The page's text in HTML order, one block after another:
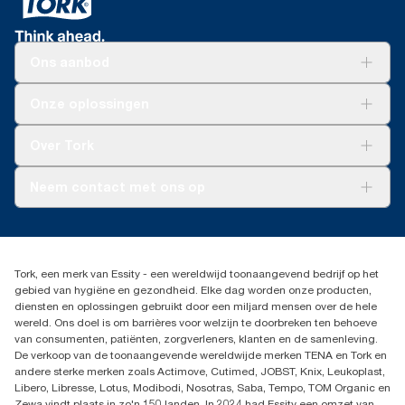
Geldig voor dispensers verkocht of in bruikleen in Europa
(behalve Frankrijk) vanaf mei 2023. Product gecertificeerd door
ClimatePartner: www.climate-id.com/nl/9VIUDN.
SmartOne® per gebruiksmoment. Gebaseerd op door externe
verbruiksgegevens. Omdat deze gegevens een
Productklacht
Dispenserklacht
030 - 698 46 66
Essity Netherlands B.V.
Arnhemse Bovenweg 120
3708 AH ZEIST
Nederland
Tork, een merk van Essity - een wereldwijd toonaangevend bedrijf op het
gebied van hygiëne en gezondheid. Elke dag worden onze producten,
diensten en oplossingen gebruikt door een miljard mensen over de hele
wereld. Ons doel is om barrières voor welzijn te doorbreken ten behoeve
van consumenten, patiënten, zorgverleners, klanten en de samenleving.
De verkoop van de toonaangevende wereldwijde merken TENA en Tork en
andere sterke merken zoals Actimove, Cutimed, JOBST, Knix, Leukoplast,
Libero, Libresse, Lotus, Modibodi, Nosotras, Saba, Tempo, TOM Organic en